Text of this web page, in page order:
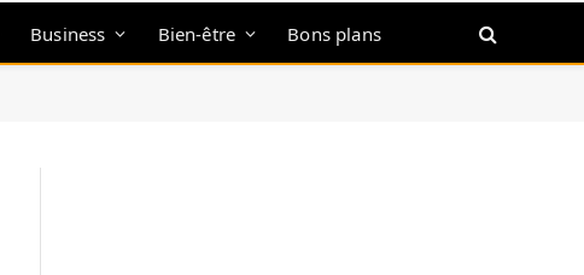
Business Bien-être Bons plans